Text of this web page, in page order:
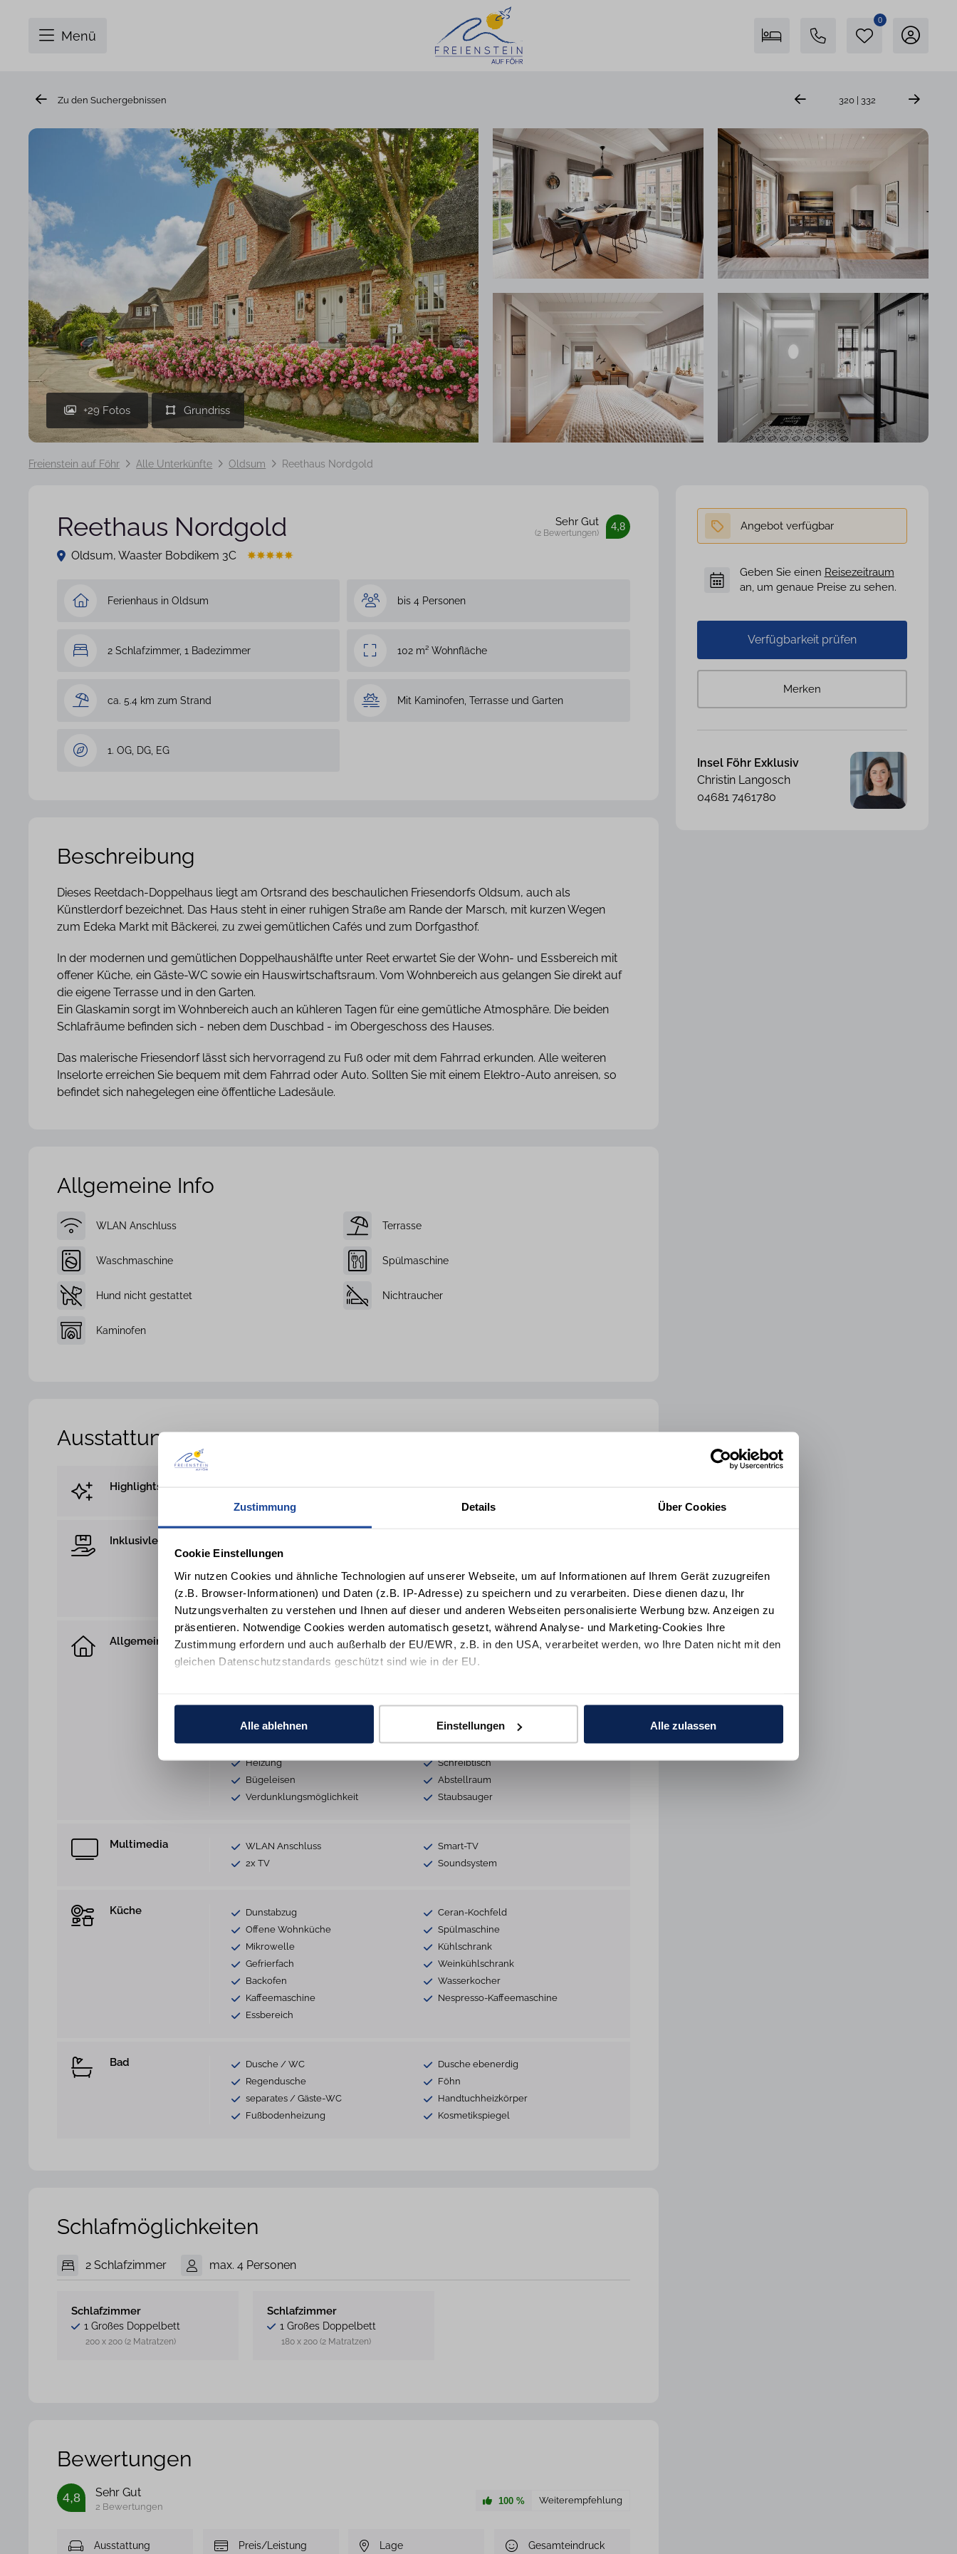
Zustimmung Details Über Cookies
Cookie Einstellungen
Wir nutzen Cookies und ähnliche Technologien auf unserer Webseite, um auf Informationen auf Ihrem Gerät zuzugreifen
(z.B. Browser-Informationen) und Daten (z.B. IP-Adresse) zu speichern und zu verarbeiten. Diese dienen dazu, Ihr
Nutzungsverhalten zu verstehen und Ihnen auf dieser und anderen Webseiten personalisierte Werbung bzw. Anzeigen zu
präsentieren. Notwendige Cookies werden automatisch gesetzt, während Analyse- und Marketing-Cookies Ihre
Zustimmung erfordern und auch außerhalb der EU/EWR, z.B. in den USA, verarbeitet werden, wo Ihre Daten nicht mit den
gleichen Datenschutzstandards geschützt sind wie in der EU.
Alle ablehnen
Einstellungen Alle zulassen
Menü
Insel Föhr Exklusiv
04681 7461780
Persönliche Beratung
0
Zu den Suchergebnissen 320 | 332
+29 Fotos
Freienstein auf Föhr Alle Unterkünfte Oldsum Reethaus Nordgold
Reethaus Nordgold
Oldsum, Waaster Bobdikem 3C
Ferienhaus in Oldsum bis 4 Personen
2 Schlafzimmer, 1 Badezimmer 102 m² Wohnfläche
ca. 5.4 km zum Strand Mit Kaminofen, Terrasse und Garten
1. OG, DG, EG
4,8
Sehr Gut
(2 Bewertungen)
Beschreibung
Dieses Reetdach-Doppelhaus liegt am Ortsrand des beschaulichen Friesendorfs Oldsum, auch als
Künstlerdorf bezeichnet. Das Haus steht in einer ruhigen Straße am Rande der Marsch, mit kurzen Wegen
zum Edeka Markt mit Bäckerei, zu zwei gemütlichen Cafés und zum Dorfgasthof.
In der modernen und gemütlichen Doppelhaushälfte unter Reet erwartet Sie der Wohn- und Essbereich mit
offener Küche, ein Gäste-WC sowie ein Hauswirtschaftsraum. Vom Wohnbereich aus gelangen Sie direkt auf
die eigene Terrasse und in den Garten.
Ein Glaskamin sorgt im Wohnbereich auch an kühleren Tagen für eine gemütliche Atmosphäre. Die beiden
Schlafräume befinden sich - neben dem Duschbad - im Obergeschoss des Hauses.
Das malerische Friesendorf lässt sich hervorragend zu Fuß oder mit dem Fahrrad erkunden. Alle weiteren
Inselorte erreichen Sie bequem mit dem Fahrrad oder Auto. Sollten Sie mit einem Elektro-Auto anreisen, so
befindet sich nahegelegen eine öffentliche Ladesäule.
Allgemeine Info
WLAN Anschluss Terrasse
Waschmaschine Spülmaschine
Hund nicht gestattet Nichtraucher
Kaminofen
Ausstattung
Highlights
Inklusivleistung
Bettwäsche
Luxus Kosmetik von ADA Cosmetics
Erstausstattung mit Geschirrspültabs,
Spülschwamm usw.
Allgemein Hund nicht gestattet
Nichtraucher
Fliegenschutzgitter teilw.
Sofa
Fahrradabstellplatz
Fahrradraum (abschließbar)
Waschmaschine
Trockner
Heizung
Schreibtisch
Bügeleisen
Abstellraum
Verdunklungsmöglichkeit
Staubsauger
Multimedia WLAN Anschluss
Smart-TV
2x TV
Soundsystem
Küche Dunstabzug
Ceran-Kochfeld
Offene Wohnküche
Spülmaschine
Mikrowelle
Kühlschrank
Gefrierfach
Weinkühlschrank
Backofen
Wasserkocher
Kaffeemaschine
Nespresso-Kaffeemaschine
Essbereich
Bad Dusche / WC
Dusche ebenerdig
Regendusche
Föhn
separates / Gäste-WC
Handtuchheizkörper
Fußbodenheizung
Kosmetikspiegel
Schlafmöglichkeiten
2 Schlafzimmer max. 4 Personen
Schlafzimmer
1 Großes Doppelbett
200 x 200 (2 Matratzen)
Schlafzimmer
1 Großes Doppelbett
180 x 200 (2 Matratzen)
Bewertungen
100 % Weiterempfehlung
4,8 Sehr Gut
2 Bewertungen
Ausstattung Preis/Leistung Lage Gesamteindruck
Geben Sie einen Reisezeitraum
an, um genaue Preise zu sehen.
Verfügbarkeit prüfen
Merken
Insel Föhr Exklusiv
Christin Langosch
04681 7461780